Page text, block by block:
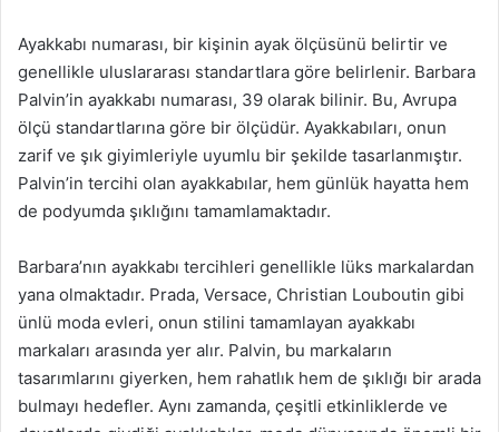
Ayakkabı numarası, bir kişinin ayak ölçüsünü belirtir ve
genellikle uluslararası standartlara göre belirlenir. Barbara
Palvin’in ayakkabı numarası, 39 olarak bilinir. Bu, Avrupa
ölçü standartlarına göre bir ölçüdür. Ayakkabıları, onun
zarif ve şık giyimleriyle uyumlu bir şekilde tasarlanmıştır.
Palvin’in tercihi olan ayakkabılar, hem günlük hayatta hem
de podyumda şıklığını tamamlamaktadır.
Barbara’nın ayakkabı tercihleri genellikle lüks markalardan
yana olmaktadır. Prada, Versace, Christian Louboutin gibi
ünlü moda evleri, onun stilini tamamlayan ayakkabı
markaları arasında yer alır. Palvin, bu markaların
tasarımlarını giyerken, hem rahatlık hem de şıklığı bir arada
bulmayı hedefler. Aynı zamanda, çeşitli etkinliklerde ve